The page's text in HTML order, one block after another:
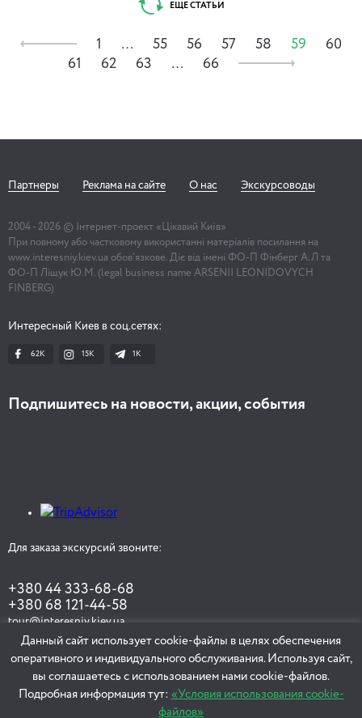
ЕЩЕ СТАТЬИ
1 … 55 56 57 58 59
60
61
62 63 … 66
Партнеры Реклама на сайте О нас Экскурсоводы
2004 - 2026 © Інтернет-проект «Цікавий Київ»
При повному або частковому використанні матеріалів посилання на
www.interesniy.kiev.ua обов'язкове. Діє від імені ФО-П Фінберг А.Л та
ФО-П Ліщук Ю.М. (legal business name ARSENII LEONIDOVYCH
FINBERG)
Интересный Киев в соц.сетях:
62K 15K 1К
Подпишитесь на новости, акции, события
Для заказа экскурсий звоните:
+380 44 333-68-68
+380 68 121-44-58
tour@interesniy.kiev.ua
ЗАКАЗАТЬ ЭКСКУРСИЮ
Данный сайт использует cookie-файлы в целях обеспечения
оперативного и индивидуального обслуживания. Используя сайт,
вы соглашаетесь с использованием нами cookie-файлов.
Подробная информация тут: «Условия использования cookie-
файлов»